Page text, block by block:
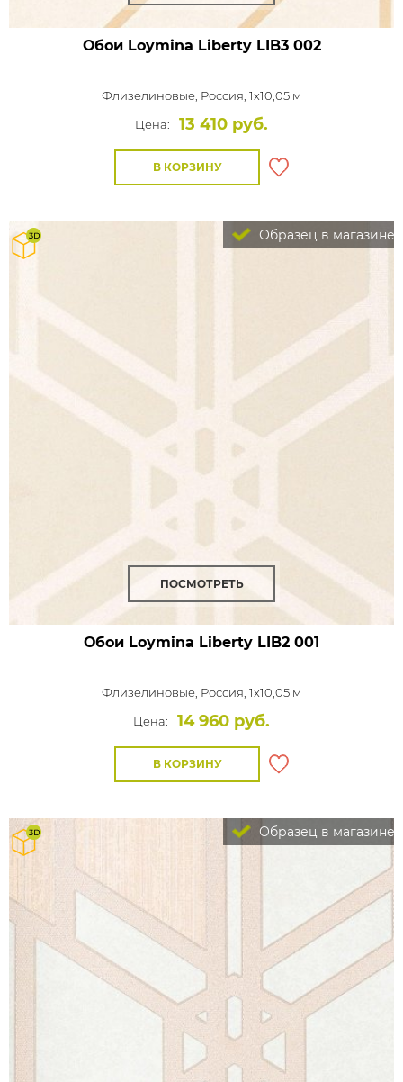
Обои Loymina LibertyLIB3 002
Флизелиновые, Россия, 1x10,05 м
Цена:
13 410 руб.
В КОРЗИНУ
Образец в магазине
ПОСМОТРЕТЬ
Обои Loymina Liberty LIB2 001
Флизелиновые, Россия, 1x10,05 м
Цена:
14 960 руб.
В КОРЗИНУ
Образец в магазине